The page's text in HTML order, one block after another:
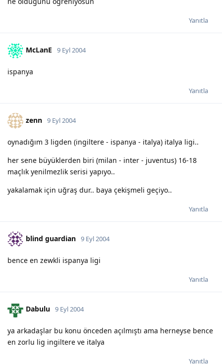
Yanıtla
McLanE 9 Eyl 2004
ispanya
Yanıtla
zenn 9 Eyl 2004
oynadığım 3 ligden (ingiltere - ispanya - italya) italya ligi..
her sene büyüklerden biri (milan - inter - juventus) 16-18
maçlık yenilmezlik serisi yapıyo..
yakalamak için uğraş dur.. baya çekişmeli geçiyo..
Yanıtla
blind guardian 9 Eyl 2004
bence en zewkli ispanya ligi
Yanıtla
Dabulu 9 Eyl 2004
ya arkadaşlar bu konu önceden açılmıştı ama herneyse bence
en zorlu lig ingiltere ve italya
Yanıtla